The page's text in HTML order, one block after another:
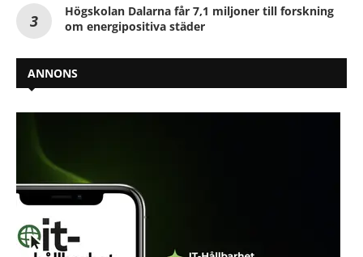
Högskolan Dalarna får 7,1 miljoner till forskning
om energipositiva städer
ANNONS